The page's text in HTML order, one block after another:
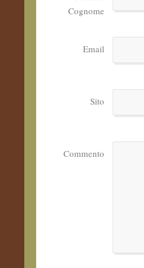
Cognome
Email
Sito
Commento